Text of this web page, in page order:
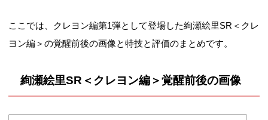
ここでは、クレヨン編第1弾として登場した絢瀬絵里SR＜クレ
ヨン編＞の覚醒前後の画像と特技と評価のまとめです。
絢瀬絵里SR＜クレヨン編＞覚醒前後の画像